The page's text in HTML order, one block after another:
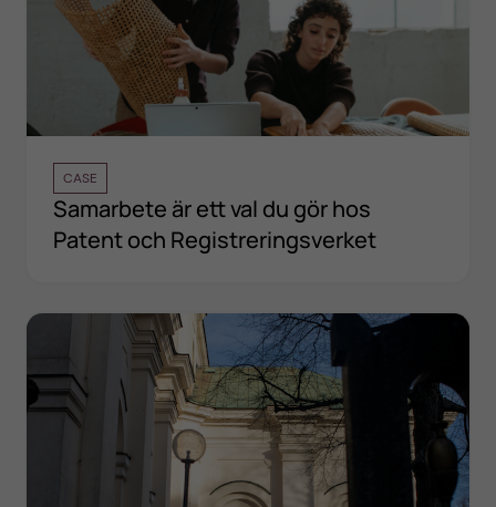
CASE
Samarbete är ett val du gör hos
Patent och Registreringsverket